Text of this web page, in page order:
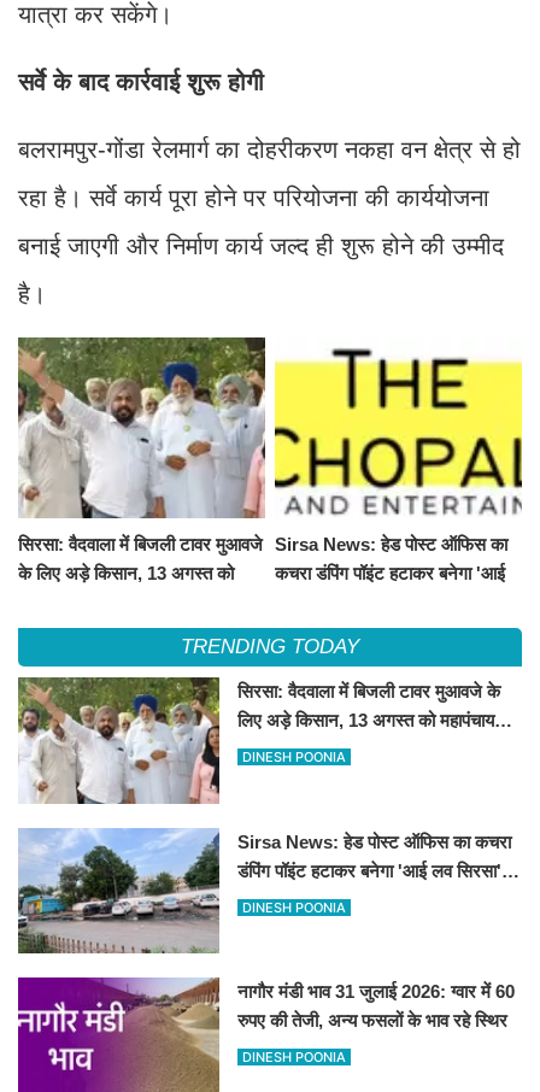
यात्रा कर सकेंगे।
सर्वे के बाद कार्रवाई शुरू होगी
बलरामपुर-गोंडा रेलमार्ग का दोहरीकरण नकहा वन क्षेत्र से हो
रहा है। सर्वे कार्य पूरा होने पर परियोजना की कार्ययोजना
बनाई जाएगी और निर्माण कार्य जल्द ही शुरू होने की उम्मीद
है।
सिरसा: वैदवाला में बिजली टावर मुआवजे
के लिए अड़े किसान, 13 अगस्त को
Sirsa News: हेड पोस्ट ऑफिस का
कचरा डंपिंग पॉइंट हटाकर बनेगा 'आई
TRENDING TODAY
सिरसा: वैदवाला में बिजली टावर मुआवजे के
लिए अड़े किसान, 13 अगस्त को महापंचायत
का ऐलान
DINESH POONIA
Sirsa News: हेड पोस्ट ऑफिस का कचरा
डंपिंग पॉइंट हटाकर बनेगा 'आई लव सिरसा'
सेल्फी पॉइंट
DINESH POONIA
नागौर मंडी भाव 31 जुलाई 2026: ग्वार में 60
रुपए की तेजी, अन्य फसलों के भाव रहे स्थिर
DINESH POONIA